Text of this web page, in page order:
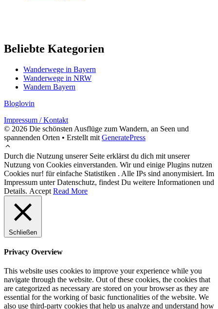
Beliebte Kategorien
Wanderwege in Bayern
Wanderwege in NRW
Wandern Bayern
Bloglovin
Impressum / Kontakt
© 2026 Die schönsten Ausflüge zum Wandern, an Seen und
spannenden Orten • Erstellt mit GeneratePress
Durch die Nutzung unserer Seite erklärst du dich mit unserer
Nutzung von Cookies einverstanden. Wir und einige Plugins nutzen
Cookies nur! für einfache Statistiken . Alle IPs sind anonymisiert. Im
Impressum unter Datenschutz, findest Du weitere Informationen und
Details. Accept Read More
Schließen
Privacy Overview
This website uses cookies to improve your experience while you
navigate through the website. Out of these cookies, the cookies that
are categorized as necessary are stored on your browser as they are
essential for the working of basic functionalities of the website. We
also use third-party cookies that help us analyze and understand how